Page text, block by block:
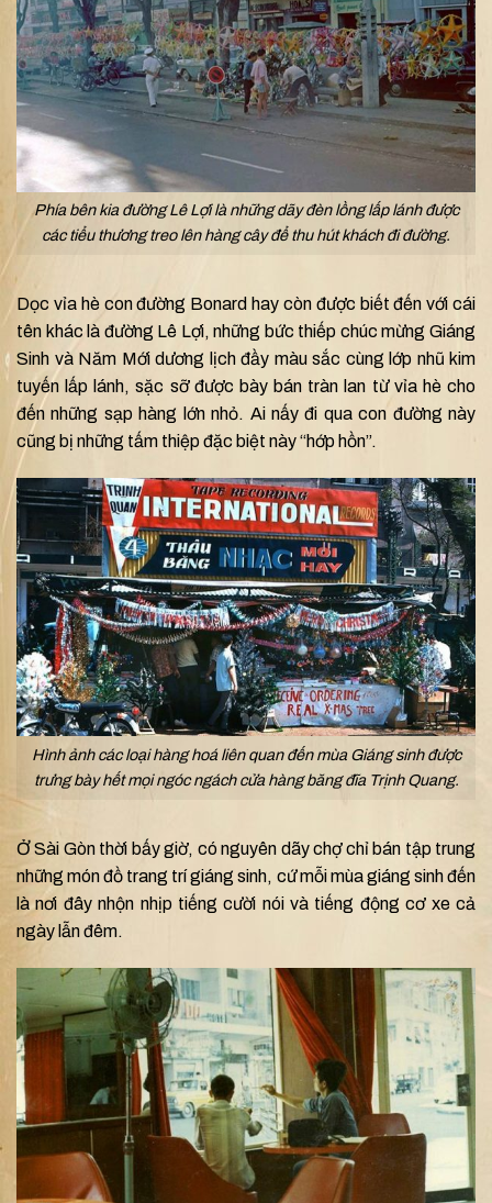
Phía bên kia đường Lê Lợi là những dãy đèn lồng lấp lánh được
các tiểu thương treo lên hàng cây để thu hút khách đi đường.
Dọc vỉa hè con đường Bonard hay còn được biết đến với cái
tên khác là đường Lê Lợi, những bức thiếp chúc mừng Giáng
Sinh và Năm Mới dương lịch đầy màu sắc cùng lớp nhũ kim
tuyến lấp lánh, sặc sỡ được bày bán tràn lan từ vỉa hè cho
đến những sạp hàng lớn nhỏ. Ai nấy đi qua con đường này
cũng bị những tấm thiệp đặc biệt này “hớp hồn”.
Hình ảnh các loại hàng hoá liên quan đến mùa Giáng sinh được
trưng bày hết mọi ngóc ngách cửa hàng băng đĩa Trịnh Quang.
Ở Sài Gòn thời bấy giờ, có nguyên dãy chợ chỉ bán tập trung
những món đồ trang trí giáng sinh, cứ mỗi mùa giáng sinh đến
là nơi đây nhộn nhịp tiếng cười nói và tiếng động cơ xe cả
ngày lẫn đêm.